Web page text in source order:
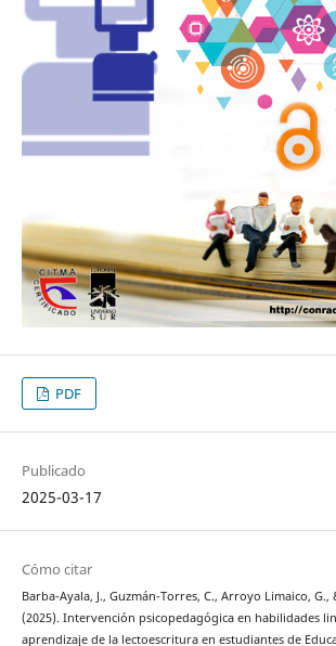
PDF
Publicado
2025-03-17
Cómo citar
Barba-Ayala, J., Guzmán-Torres, C., Arroyo Limaico, G.,
(2025). Intervención psicopedagógica en habilidades
aprendizaje de la lectoescritura en estudiantes de